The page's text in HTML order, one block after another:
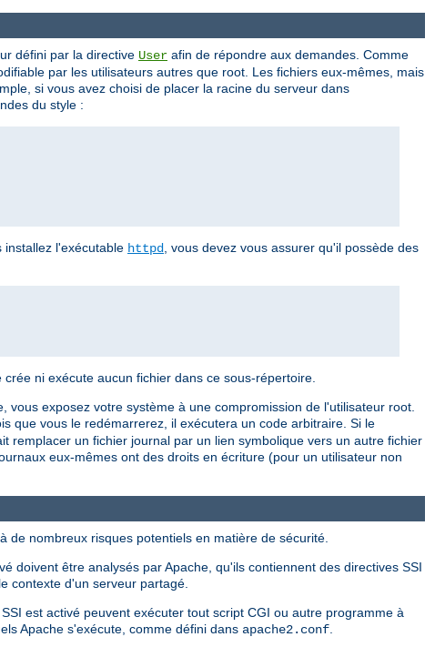
défini par la directive User afin de répondre aux demandes. Comme
par les utilisateurs autres que root. Les fichiers eux-mêmes, mais
si vous avez choisi de placer la racine du serveur dans
du style :
installez l'exécutable httpd, vous devez vous assurer qu'il possède des
ni exécute aucun fichier dans ce sous-répertoire.
exposez votre système à une compromission de l'utilisateur root.
que vous le redémarrerez, il exécutera un code arbitraire. Si le
un fichier journal par un lien symbolique vers un autre fichier
eux-mêmes ont des droits en écriture (pour un utilisateur non
nombreux risques potentiels en matière de sécurité.
doivent être analysés par Apache, qu'ils contiennent des directives SSI
contexte d'un serveur partagé.
est activé peuvent exécuter tout script CGI ou autre programme à
Apache s'exécute, comme défini dans apache2.conf